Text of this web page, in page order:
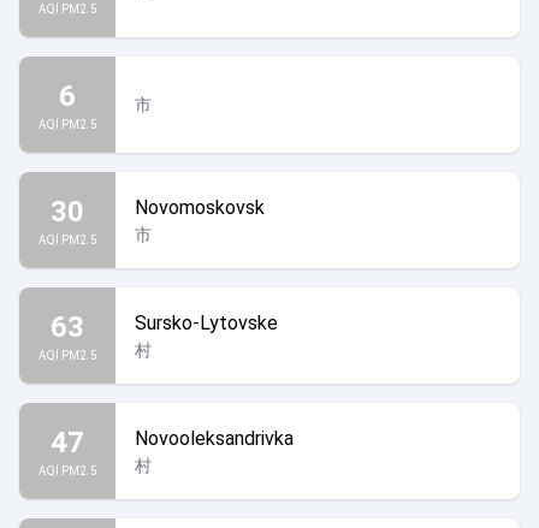
AQI PM2.5
6
AQI PM2.5
市
30
AQI PM2.5
Novomoskovsk
市
63
AQI PM2.5
Sursko-Lytovske
村
47
AQI PM2.5
Novooleksandrivka
村